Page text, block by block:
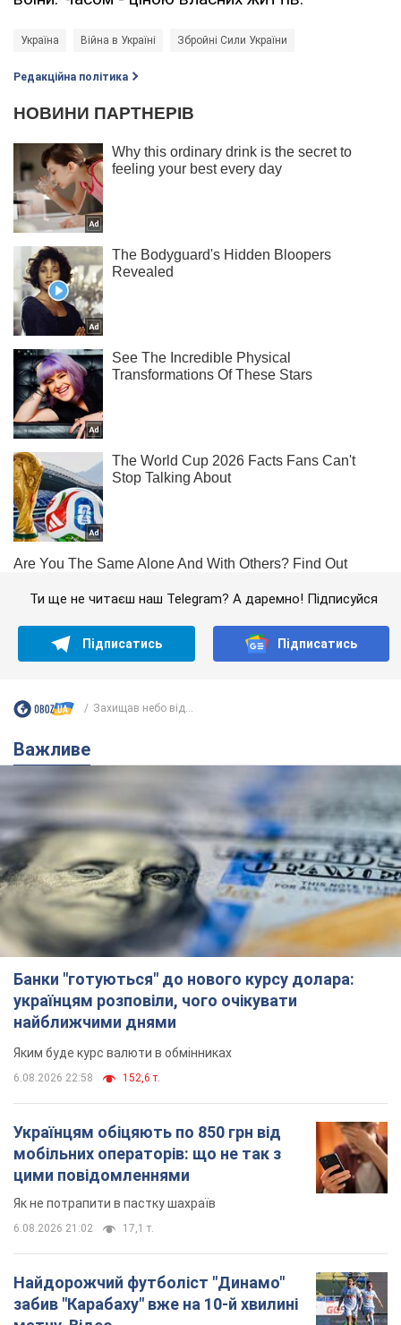
Україна Війна в Україні Збройні Сили України
Редакційна політика
Ти ще не читаєш наш Telegram? А даремно! Підписуйся
Підписатись Підписатись
Захищав небо від...
Важливе
Банки "готуються" до нового курсу долара:
українцям розповіли, чого очікувати
найближчими днями
Яким буде курс валюти в обмінниках
6.08.2026 22:58 152,6 т.
Українцям обіцяють по 850 грн від
мобільних операторів: що не так з
цими повідомленнями
Як не потрапити в пастку шахраїв
6.08.2026 21:02 17,1 т.
Найдорожчий футболіст "Динамо"
забив "Карабаху" вже на 10-й хвилині